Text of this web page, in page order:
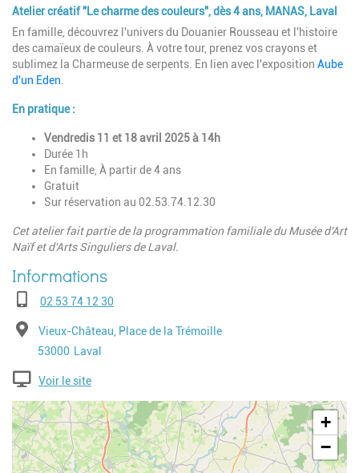
Atelier créatif "Le charme des couleurs", dès 4 ans, MANAS, Laval
En famille, découvrez l'univers du Douanier Rousseau et l'histoire
des camaïeux de couleurs. À votre tour, prenez vos crayons et
sublimez la Charmeuse de serpents. En lien avec l'exposition Aube
d'un Eden
En pratique :
Vendredis 11 et 18 avril 2025 à 14h
Durée 1h
En famille, À partir de 4 ans
Gratuit
Sur réservation au 02.53.74.12.30
Cet atelier fait partie de la programmation familiale du Musée d'Art
Naïf et d'Arts Singuliers de Laval.
Téléphone02 53 74 12 30
AdresseVieux-Château, Place de la Trémoille
Code postal
53000 Ville
Laval
Voir le site
Geolocalisation
+
−